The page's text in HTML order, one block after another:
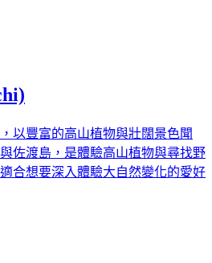
以豐富的高山植物與壯闊景色聞
佐渡島，是體驗高山植物與尋找野
合想要深入體驗大自然變化的愛好